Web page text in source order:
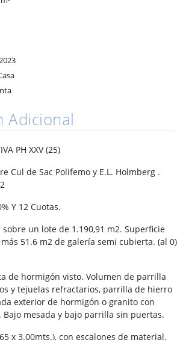
Adicional
PH XXV (25)
Cul de Sac Polifemo y E.L. Holmberg .
Y 12 Cuotas.
un lote de 1.190,91 m2. Superficie
51.6 m2 de galería semi cubierta. (al 0)
de hormigón visto. Volumen de parrilla
y tejuelas refractarios, parrilla de hierro
exterior de hormigón o granito con
Bajo mesada y bajo parrilla sin puertas.
x 3.00mts.), con escalones de material.